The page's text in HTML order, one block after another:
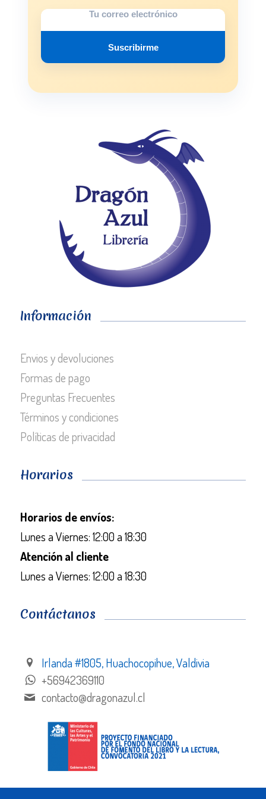
Suscribirme
Información
Envios y devoluciones
Formas de pago
Preguntas Frecuentes
Términos y condiciones
Políticas de privacidad
Horarios
Horarios de envíos:
Lunes a Viernes: 12:00 a 18:30
Atención al cliente
Lunes a Viernes: 12:00 a 18:30
Contáctanos
Irlanda #1805, Huachocopihue, Valdivia
+56942369110
contacto@dragonazul.cl